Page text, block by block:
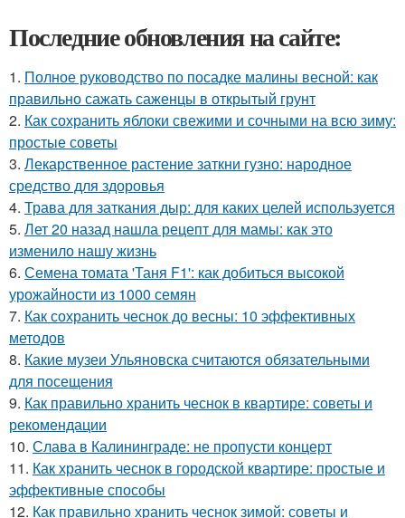
Последние обновления на сайте:
1. Полное руководство по посадке малины весной: как
правильно сажать саженцы в открытый грунт
2. Как сохранить яблоки свежими и сочными на всю зиму:
простые советы
3. Лекарственное растение заткни гузно: народное
средство для здоровья
4. Трава для заткания дыр: для каких целей используется
5. Лет 20 назад нашла рецепт для мамы: как это
изменило нашу жизнь
6. Семена томата 'Таня F1': как добиться высокой
урожайности из 1000 семян
7. Как сохранить чеснок до весны: 10 эффективных
методов
8. Какие музеи Ульяновска считаются обязательными
для посещения
9. Как правильно хранить чеснок в квартире: советы и
рекомендации
10. Слава в Калининграде: не пропусти концерт
11. Как хранить чеснок в городской квартире: простые и
эффективные способы
12. Как правильно хранить чеснок зимой: советы и